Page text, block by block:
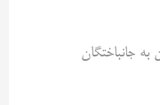
جانباختگان